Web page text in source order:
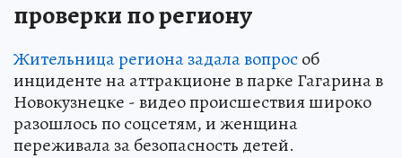
проверки по региону
Жительница региона задала вопрособ
инциденте на аттракционе в парке Гагарина в
Новокузнецке - видео происшествия широко
разошлось по соцсетям, и женщина
переживала за безопасность детей.